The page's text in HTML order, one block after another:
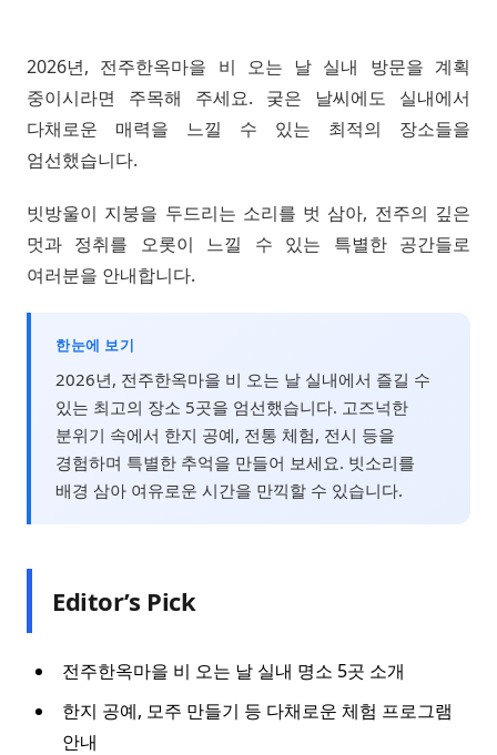
2026년, 전주한옥마을 비 오는 날 실내 방문을 계획
중이시라면 주목해 주세요. 궂은 날씨에도 실내에서
다채로운 매력을 느낄 수 있는 최적의 장소들을
엄선했습니다.
빗방울이 지붕을 두드리는 소리를 벗 삼아, 전주의 깊은
멋과 정취를 오롯이 느낄 수 있는 특별한 공간들로
여러분을 안내합니다.
한눈에 보기
2026년, 전주한옥마을 비 오는 날 실내에서 즐길 수
있는 최고의 장소 5곳을 엄선했습니다. 고즈넉한
분위기 속에서 한지 공예, 전통 체험, 전시 등을
경험하며 특별한 추억을 만들어 보세요. 빗소리를
배경 삼아 여유로운 시간을 만끽할 수 있습니다.
Editor’s Pick
전주한옥마을 비 오는 날 실내 명소 5곳 소개
한지 공예, 모주 만들기 등 다채로운 체험 프로그램
안내